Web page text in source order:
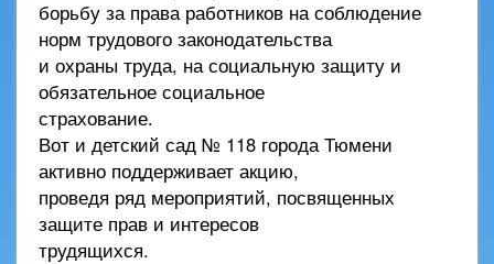
борьбу за права работников на соблюдение
норм трудового законодательства
и охраны труда, на социальную защиту и
обязательное социальное
страхование.
Вот и детский сад № 118 города Тюмени
активно поддерживает акцию,
проведя ряд мероприятий, посвященных
защите прав и интересов
трудящихся.